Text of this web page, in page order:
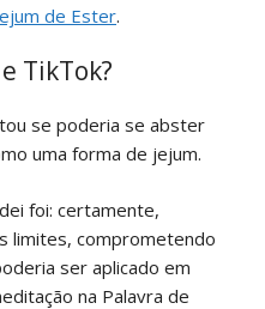
de Ester.
TikTok?
se poderia se abster
uma forma de jejum.
foi: certamente,
limites, comprometendo
ser aplicado em
na Palavra de